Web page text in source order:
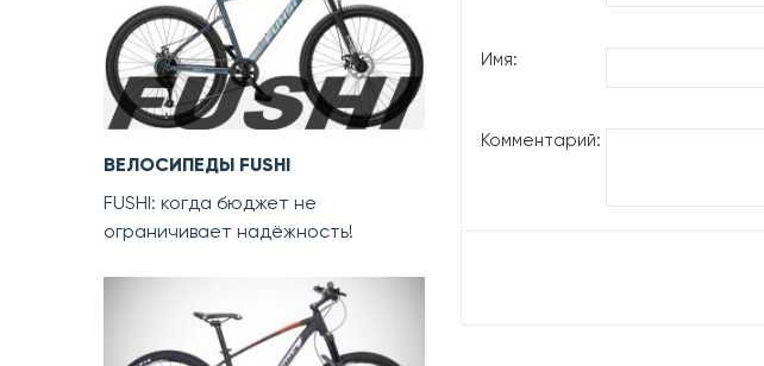
ВЕЛОСИПЕДЫ FUSHI
FUSHI: когда бюджет не
ограничивает надёжность!
Имя:
Комментарий: